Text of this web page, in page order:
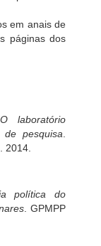
em anais de
páginas dos
O laboratório
pesquisa
2014.
política do
. GPMPP